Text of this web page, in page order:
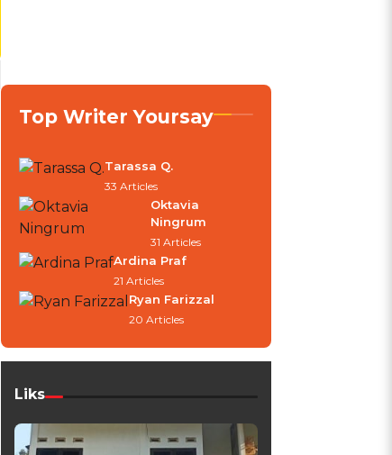
Top Writer Yoursay
Tarassa Q.
33 Articles
Oktavia
Ningrum
31 Articles
Ardina Praf
21 Articles
Ryan Farizzal
20 Articles
Liks